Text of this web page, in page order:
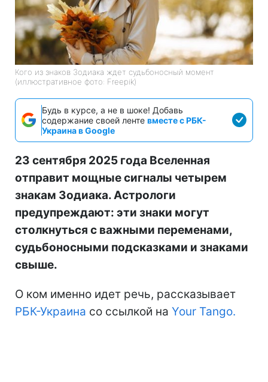
Кого из знаков Зодиака ждет судьбоносный момент
(иллюстративное фото: Freepik)
Будь в курсе, а не в шоке! Добавь
содержание своей ленте вместе с РБК-
Украина в Google
23 сентября 2025 года Вселенная
отправит мощные сигналы четырем
знакам Зодиака. Астрологи
предупреждают: эти знаки могут
столкнуться с важными переменами,
судьбоносными подсказками и знаками
свыше.
О ком именно идет речь, рассказывает
РБК-Украина со ссылкой на Your Tango.